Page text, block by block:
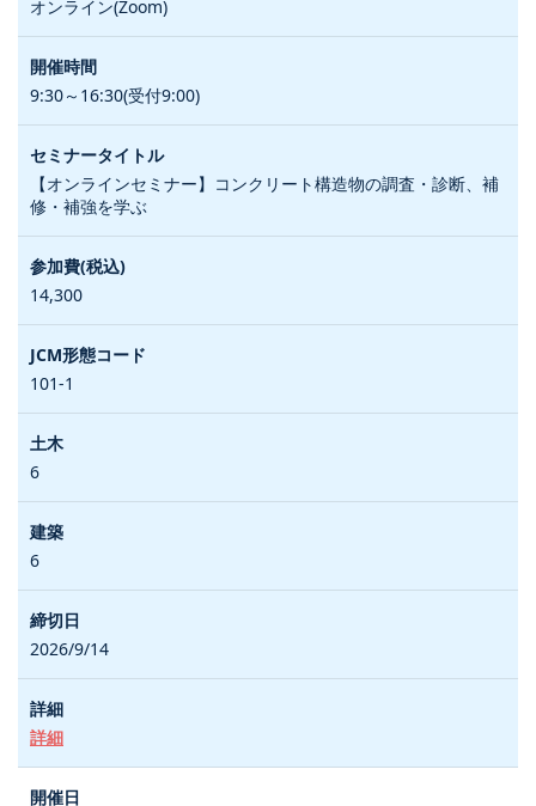
オンライン(Zoom)
9:30～16:30(受付9:00)
【オンラインセミナー】コンクリート構造物の調査・診断、補
修・補強を学ぶ
14,300
101-1
6
6
2026/9/14
詳細